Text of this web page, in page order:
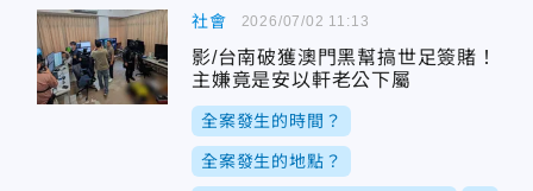
社會
影/台南破獲澳門黑幫搞世足簽賭！
主嫌竟是安以軒老公下屬
全案發生的時間？
全案發生的地點？
2026/07/02 11:13